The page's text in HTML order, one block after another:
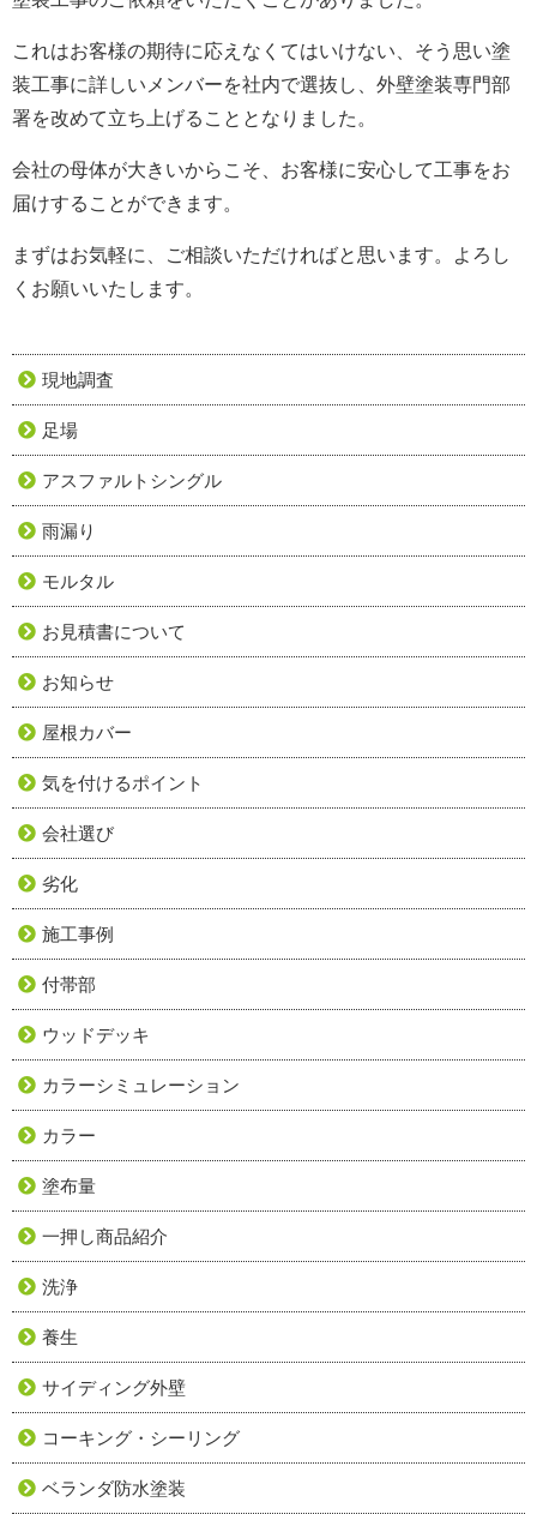
これはお客様の期待に応えなくてはいけない、そう思い塗
装工事に詳しいメンバーを社内で選抜し、外壁塗装専門部
署を改めて立ち上げることとなりました。
会社の母体が大きいからこそ、お客様に安心して工事をお
届けすることができます。
まずはお気軽に、ご相談いただければと思います。よろし
くお願いいたします。
現地調査
足場
アスファルトシングル
雨漏り
モルタル
お見積書について
お知らせ
屋根カバー
気を付けるポイント
会社選び
劣化
施工事例
付帯部
ウッドデッキ
カラーシミュレーション
カラー
塗布量
一押し商品紹介
洗浄
養生
サイディング外壁
コーキング・シーリング
ベランダ防水塗装